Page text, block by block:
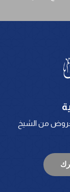
من الشيخ